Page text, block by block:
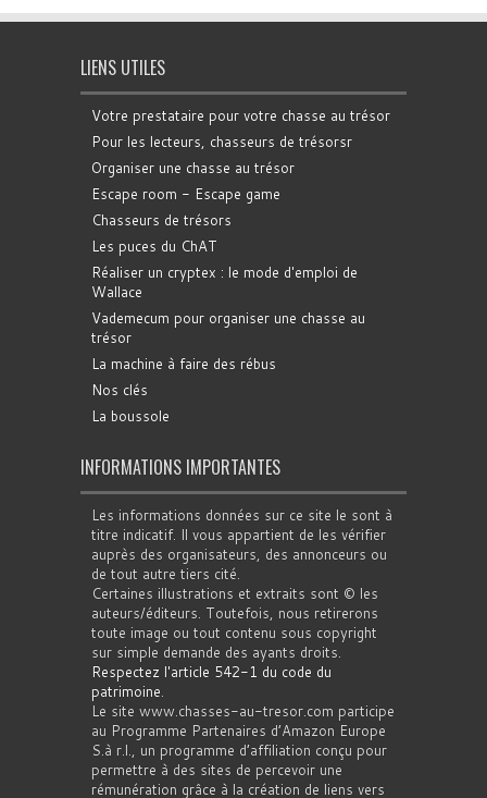
LIENS UTILES
Votre prestataire pour votre chasse au trésor
Pour les lecteurs, chasseurs de trésorsr
Organiser une chasse au trésor
Escape room - Escape game
Chasseurs de trésors
Les puces du ChAT
Réaliser un cryptex : le mode d'emploi de
Wallace
Vademecum pour organiser une chasse au
trésor
La machine à faire des rébus
Nos clés
La boussole
INFORMATIONS IMPORTANTES
Les informations données sur ce site le sont à
titre indicatif. Il vous appartient de les vérifier
auprès des organisateurs, des annonceurs ou
de tout autre tiers cité.
Certaines illustrations et extraits sont © les
auteurs/éditeurs. Toutefois, nous retirerons
toute image ou tout contenu sous copyright
sur simple demande des ayants droits.
Respectez l'article 542-1 du code du
patrimoine.
Le site www.chasses-au-tresor.com participe
au Programme Partenaires d’Amazon Europe
S.à r.l., un programme d’affiliation conçu pour
permettre à des sites de percevoir une
rémunération grâce à la création de liens vers